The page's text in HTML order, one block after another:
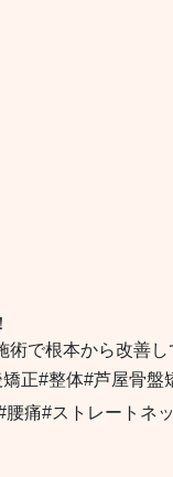
で根本から改善し
正#整体#芦屋骨盤
痛#ストレートネ